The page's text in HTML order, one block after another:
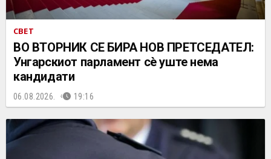
СВЕТ
ВО ВТОРНИК СЕ БИРА НОВ ПРЕТСЕДАТЕЛ:
Унгарскиот парламент сè уште нема
кандидати
06.08.2026. 19:16